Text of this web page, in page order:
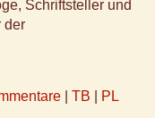
Schriftsteller und
der
TB PL